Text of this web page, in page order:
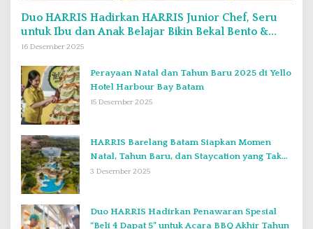
Duo HARRIS Hadirkan HARRIS Junior Chef, Seru
untuk Ibu dan Anak Belajar Bikin Bekal Bento &
Kimbab
16 Desember 2025
Perayaan Natal dan Tahun Baru 2025 di Yello
Hotel Harbour Bay Batam
15 Desember 2025
HARRIS Barelang Batam Siapkan Momen
Natal, Tahun Baru, dan Staycation yang Tak
Terlupakan di Desember 2025
3 Desember 2025
Duo HARRIS Hadirkan Penawaran Spesial
“Beli 4 Dapat 5” untuk Acara BBQ Akhir Tahun